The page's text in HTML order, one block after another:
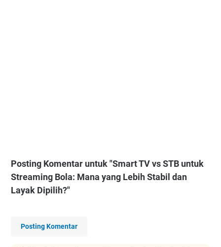
Posting Komentar untuk "Smart TV vs STB untuk
Streaming Bola: Mana yang Lebih Stabil dan
Layak Dipilih?"
Posting Komentar